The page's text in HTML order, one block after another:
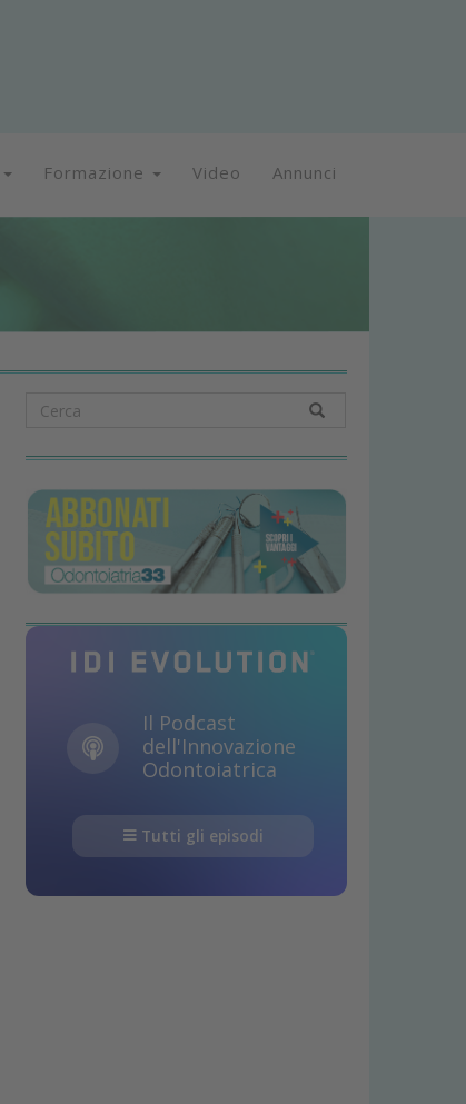
Formazione Video Annunci
Il Podcast
dell'Innovazione
Odontoiatrica
Tutti gli episodi